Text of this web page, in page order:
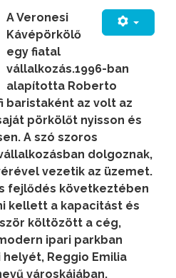
A Veronesi
Kávépörkölő
egy fiatal
vállalkozás.1996-ban
alapította Roberto
baristaként az volt az
pörkölőt nyisson és
A szó szoros
dolgoznak,
vezetik az üzemet.
fejlődés következtében
kellett a kapacitást és
költözött a cég,
ipari parkban
Reggio Emilia
városkájában.